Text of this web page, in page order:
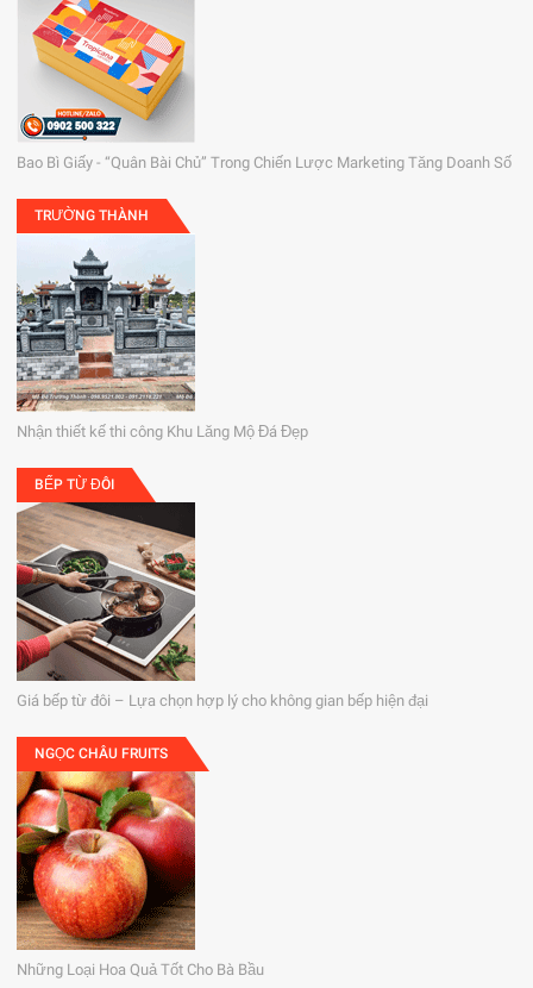
Bao Bì Giấy - “Quân Bài Chủ” Trong Chiến Lược Marketing Tăng Doanh Số
TRƯỜNG THÀNH
Nhận thiết kế thi công Khu Lăng Mộ Đá Đẹp
BẾP TỪ ĐÔI
Giá bếp từ đôi – Lựa chọn hợp lý cho không gian bếp hiện đại
NGỌC CHÂU FRUITS
Những Loại Hoa Quả Tốt Cho Bà Bầu